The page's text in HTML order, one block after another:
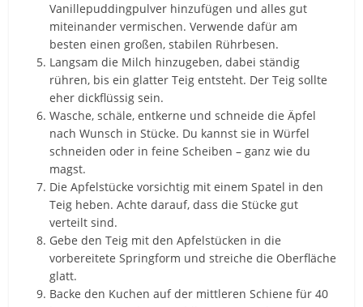
Vanillepuddingpulver hinzufügen und alles gut
miteinander vermischen. Verwende dafür am
besten einen großen, stabilen Rührbesen.
Langsam die Milch hinzugeben, dabei ständig
rühren, bis ein glatter Teig entsteht. Der Teig sollte
eher dickflüssig sein.
Wasche, schäle, entkerne und schneide die Äpfel
nach Wunsch in Stücke. Du kannst sie in Würfel
schneiden oder in feine Scheiben – ganz wie du
magst.
Die Apfelstücke vorsichtig mit einem Spatel in den
Teig heben. Achte darauf, dass die Stücke gut
verteilt sind.
Gebe den Teig mit den Apfelstücken in die
vorbereitete Springform und streiche die Oberfläche
glatt.
Backe den Kuchen auf der mittleren Schiene für 40